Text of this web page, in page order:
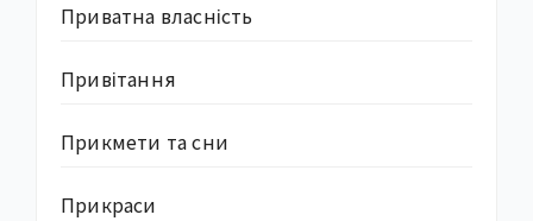
Приватна власність
Привітання
Прикмети та сни
Прикраси